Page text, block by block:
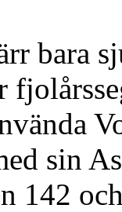
bara
sin
142